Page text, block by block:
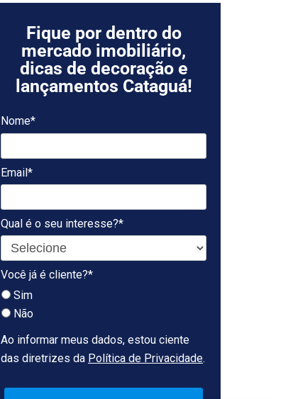
Fique por dentro do
mercado imobiliário,
dicas de decoração e
lançamentos Cataguá!
Nome*
Email*
Qual é o seu interesse?*
Você já é cliente?*
Sim
Não
Ao informar meus dados, estou ciente
das diretrizes da Política de Privacidade.